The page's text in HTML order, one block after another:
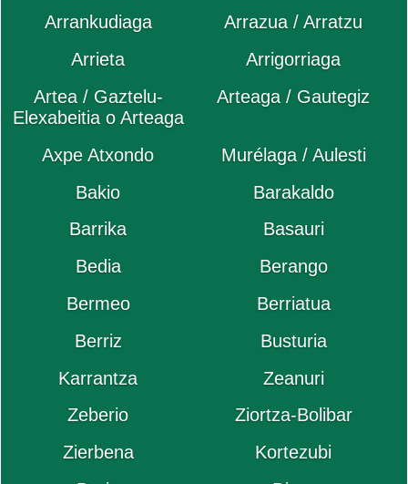
Arrankudiaga
Arrazua / Arratzu
Arrieta
Arrigorriaga
Artea / Gaztelu-
Elexabeitia o Arteaga
Arteaga / Gautegiz
Axpe Atxondo
Murélaga / Aulesti
Bakio
Barakaldo
Barrika
Basauri
Bedia
Berango
Bermeo
Berriatua
Berriz
Busturia
Karrantza
Zeanuri
Zeberio
Ziortza-Bolibar
Zierbena
Kortezubi